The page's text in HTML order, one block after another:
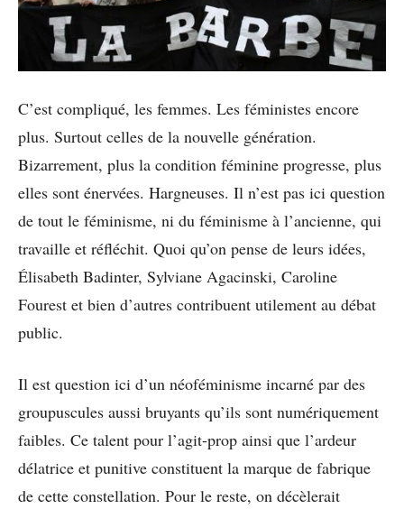
C’est compliqué, les femmes. Les féministes encore
plus. Surtout celles de la nouvelle génération.
Bizarrement, plus la condition féminine progresse, plus
elles sont énervées. Hargneuses. Il n’est pas ici question
de tout le féminisme, ni du féminisme à l’ancienne, qui
travaille et réfléchit. Quoi qu’on pense de leurs idées,
Élisabeth Badinter, Sylviane Agacinski, Caroline
Fourest et bien d’autres contribuent utilement au débat
public.
Il est question ici d’un néoféminisme incarné par des
groupuscules aussi bruyants qu’ils sont numériquement
faibles. Ce talent pour l’agit-prop ainsi que l’ardeur
délatrice et punitive constituent la marque de fabrique
de cette constellation. Pour le reste, on décèlerait